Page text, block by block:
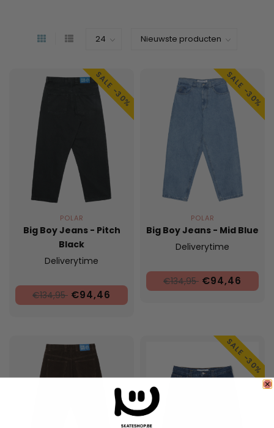
SALE -30%
POLAR
Big Boy Jeans - Pitch
Black
Deliverytime
€134,95 €94,46
SALE -30%
POLAR
Big Boy Jeans - Mid Blue
Deliverytime
€134,95 €94,46
SALE -30%